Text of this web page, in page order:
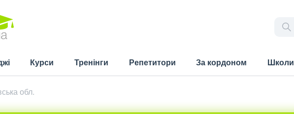
Курси Тренінги Репетитори За кордоном Школи
обл.